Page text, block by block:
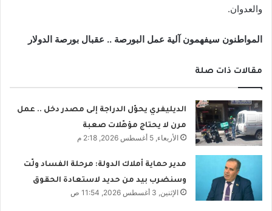
والعدوان.
المواطنون سيفهمون آلية عمل البورصة .. عقبال بورصة الدولار
مقالات ذات صلة
الديليفري يحوّل الدراجة إلى مصدر دخل .. عمل
مرن لا يحتاج مؤهّلات صعبة
الأربعاء, 5 أغسطس 2026, 2:18 م
مدير حماية أملاك الدولة: مرحلة الفساد ولّت
وسنضرب بيد من حديد لاستعادة الحقوق
الإثنين, 3 أغسطس 2026, 11:54 ص